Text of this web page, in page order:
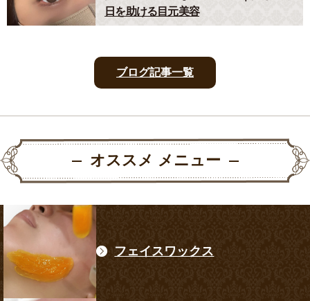
日を助ける目元美容
ブログ記事一覧
オススメ メニュー
フェイスワックス